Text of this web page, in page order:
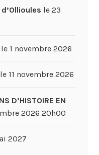
le 23
le 1 novembre 2026
le 11 novembre 2026
D’HISTOIRE EN
2026 20h00
2027